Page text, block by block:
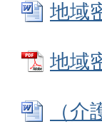
地域
地域
（